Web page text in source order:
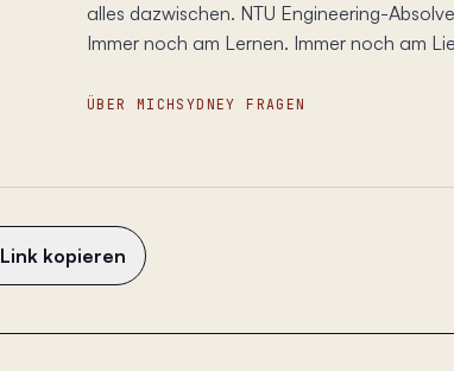
alles dazwischen. NTU Engineering-
Immer noch am Lernen. Immer noch am
ÜBER MICH SYDNEY FRAGEN
Link kopieren